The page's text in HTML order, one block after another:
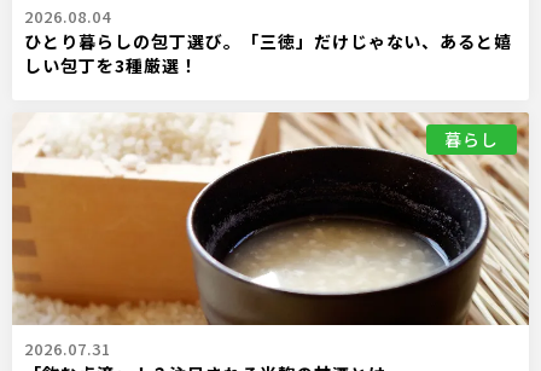
2026.08.04
ひとり暮らしの包丁選び。「三徳」だけじゃない、あると嬉
しい包丁を3種厳選！
暮らし
2026.07.31